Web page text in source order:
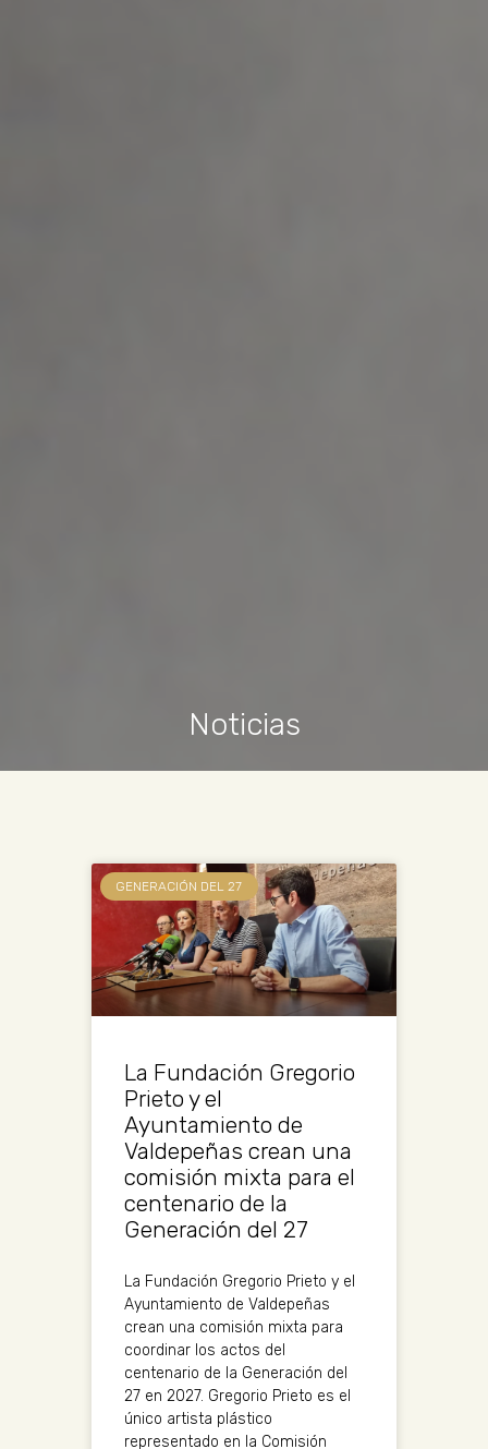
Noticias
GENERACIÓN DEL 27
La Fundación Gregorio
Prieto y el
Ayuntamiento de
Valdepeñas crean una
comisión mixta para el
centenario de la
Generación del 27
La Fundación Gregorio Prieto y el
Ayuntamiento de Valdepeñas
crean una comisión mixta para
coordinar los actos del
centenario de la Generación del
27 en 2027. Gregorio Prieto es el
único artista plástico
representado en la Comisión